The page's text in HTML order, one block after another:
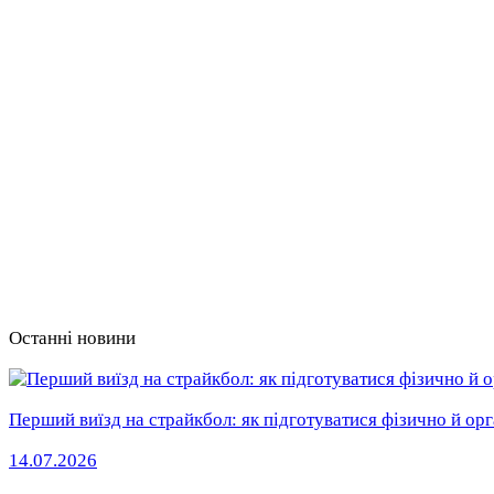
Останні новини
Перший виїзд на страйкбол: як підготуватися фізично й
14.07.2026